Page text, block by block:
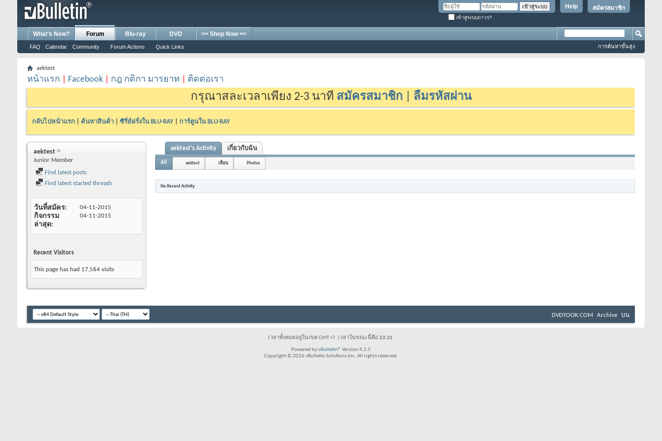
สมัครสมาชิก
Help
เข้าสู่ระบบถาวร?
What's New? Forum
FAQ Calendar Community Forum Actions Quick Links
Blu-ray DVD >> Shop Now <<
การค้นหาขั้นสูง
aektest
หน้าแรก Facebook กฎ กติกา มารยาท ติดต่อเรา
กรุณาสละเวลาเพียง 2-3 นาที สมัครสมาชิก ลืมรหัสผ่าน
กลับไปหน้าแรก ค้นหาสินค้า ซีรี่ย์ฝรั่งใน BLU-RAY การ์ตูนใน BLU-RAY
aektest
Junior Member
Find latest posts
Find latest started threads
วันที่สมัคร 04-11-2015
กิจกรรม
ล่าสุด
04-11-2015
Recent Visitors
This page has had 17,564 visits
aektest's Activity เกี่ยวกับฉัน
All aektest เพื่อน Photos
No Recent Activity
DVDTOOK.COM Archive บน
เวลาทั้งหมดอยู่ในเขต GMT +7. เวลาในขณะนี้คือ 23:31.
Powered byvBulletin® Version 4.2.5
Copyright © 2026 vBulletin Solutions Inc. All rights reserved.